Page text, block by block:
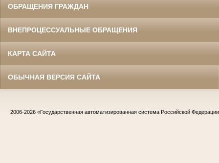
ОБРАЩЕНИЯ ГРАЖДАН
ВНЕПРОЦЕССУАЛЬНЫЕ ОБРАЩЕНИЯ
КАРТА САЙТА
ОБЫЧНАЯ ВЕРСИЯ САЙТА
2006-2026 «Государственная автоматизированная система Российской